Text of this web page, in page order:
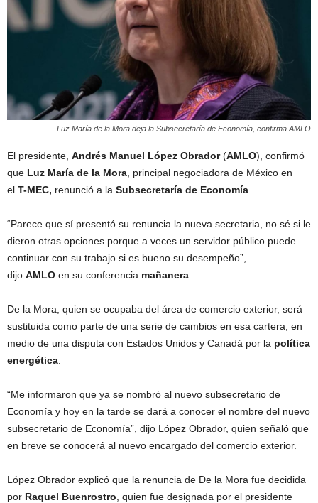
Luz María de la Mora deja la Subsecretaría de Economía, confirma AMLO
El presidente, Andrés Manuel López Obrador(AMLO), confirmó
que Luz María de la Mora , principal negociadora de México en
el T-MEC, renunció a la Subsecretaría de Economía
“Parece que sí presentó su renuncia la nueva secretaria, no sé si le
dieron otras opciones porque a veces un servidor público puede
continuar con su trabajo si es bueno su desempeño”,
dijo AMLO en su conferencia mañanera
De la Mora, quien se ocupaba del área de comercio exterior, será
sustituida como parte de una serie de cambios en esa cartera, en
medio de una disputa con Estados Unidos y Canadá por la política
energética
“Me informaron que ya se nombró al nuevo subsecretario de
Economía y hoy en la tarde se dará a conocer el nombre del nuevo
subsecretario de Economía”, dijo López Obrador, quien señaló que
en breve se conocerá al nuevo encargado del comercio exterior.
López Obrador explicó que la renuncia de De la Mora fue decidida
por Raquel Buenrostro , quien fue designada por el presidente